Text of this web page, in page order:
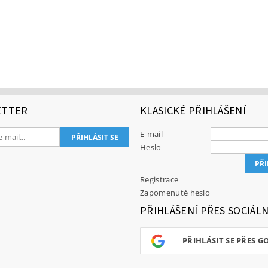
KLASICKÉ PŘIHLÁŠENÍ
E-mail
Heslo
Registrace
Zapomenuté heslo
PŘIHLÁŠENÍ PŘES
PŘIHLÁSIT SE PŘES